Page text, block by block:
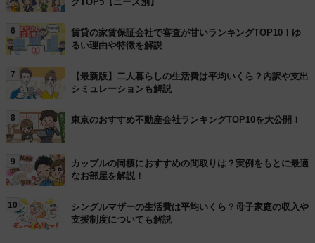
6
賃貸の家賃保証会社で審査が甘いランキングTOP10！ゆ
るい理由や特徴を解説
7
【最新版】二人暮らしの生活費は平均いくら？内訳や支出
シミュレーションも解説
8 東京のおすすめ不動産会社ランキングTOP10を大公開！
9
カップルの同棲におすすめの間取りは？実例をもとに最適
なお部屋を解説！
10
シングルマザーの生活費は平均いくら？母子家庭の収入や
支援制度についても解説